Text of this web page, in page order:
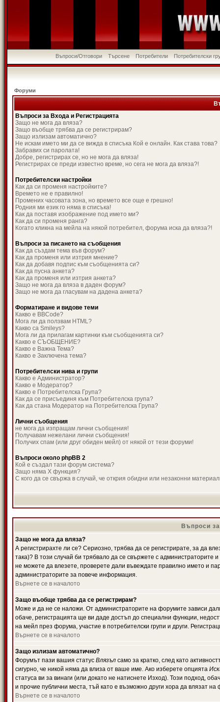
Въпроси/Отговори Търсене Потребители Потребителски
Форуми
Въпроси за Входа и Регистрацията
Защо не мога да вляза?
Защо въобще трябва да се регистрирам?
Защо излизам автоматично?
Не искам името ми да се вижда в списъка Кой е онлайн. Как става това?
Забравих си паролата!
Добре, регистрирах се, но не мога да вляза!
Регистрирах се преди известно време, но сега не мога да вляза?!
Потребителски настройки
Как да си променя настройките?
Времето не е правилно!
Промених часовата зона, но времето все още е грешно!
Родния ми език го няма в списъка!
Как да поставя изображение под името ми?
Как да си променя ранга?
Когато кликна на мейла на някой потребител, форума иска да вляза?!
Въпроси за писането на съобщения
Как да създам тема във форум?
Как да променя или изтрия мнение?
Как да добавя подпис към съобщенията си?
Как да пусна анкета?
Как да променя или изтрия анкета?
Защо не мога да вляза в даден форум?
Защо не мога да гласувам на дадена анкета?
Форматиране и видове теми
Какво е BBCode?
Мога ли да ползвам HTML?
Какво са Smileys?
Мога ли да прилагам картинки към съобщенията си?
Какво е СЪОБЩЕНИЕ?
Какво е Важна Тема?
Какво е Заключена тема?
Потребителски нива и групи
Какво е Администратор?
Какво е Модератор?
Какво е Потребителска Група?
Как да се присъединя към Потребителска група?
Как да стана Модератор на Потребителска Група?
Лични съобщения
не мога да изпращам лични съобщения!
Получавам нежелани лични съобщения!
Получих спам (или друг обиден мейл) от някой от тези форуми!
Въпроси около phpBB 2
Кой е създал тази форум система?
Защо няма X функция?
С кого да се свържа в случай, че открия обидни или незаконни
Въпроси
Защо не мога да вляза?
А регистрирахте ли се? Сериозно, трябва да се регистрирате, за да
така)? В този случай би трябвало да се свържете с администраторите
не можете да влезете, проверете дали въвеждате правилно името и
администраторите за повече информация.
Върнете се в началото
Защо въобще трябва да се регистрирам?
Може и да не се наложи. От администраторите на форумите зависи
обаче, регистрацията ще ви даде достъп до специални функции,
на мейл през форума, участие в потребителски групи и други.
Върнете се в началото
Защо излизам автоматично?
Форумът пази вашия статус Влязъл само за кратко, след като
сигурно, че никой няма да влиза от ваше име. Ако изберете опцията
статуса ви за винаги (или докато не натиснете Изход). Този подход,
и прочие публични места, тъй като е възможно други хора да влязат
Върнете се в началото